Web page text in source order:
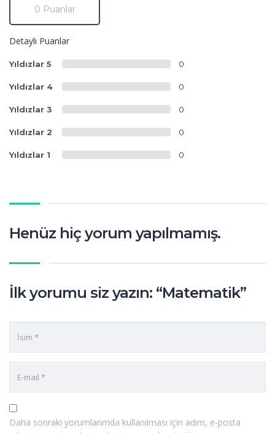
0 Puanlar
Detaylı Puanlar
Yıldızlar 5 0
Yıldızlar 4 0
Yıldızlar 3 0
Yıldızlar 2 0
Yıldızlar 1 0
Henüz hiç yorum yapılmamış.
İlk yorumu siz yazın: “Matematik”
Daha sonraki yorumlarımda kullanılması için adım, e-posta